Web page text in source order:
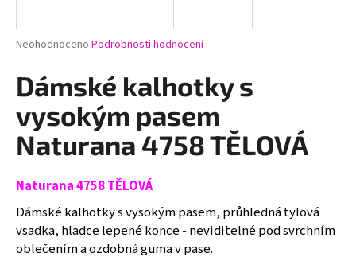
Průměrné
produktu
je
z
5
hvězdiček.
Neohodnoceno Podrobnosti hodnocení
Dámské kalhotky s
vysokým pasem
Naturana 4758 TĚLOVÁ
Naturana 4758 TĚLOVÁ
Dámské kalhotky s vysokým pasem, průhledná tylová
vsadka, hladce lepené konce - neviditelné pod svrchním
oblečením a ozdobná guma v pase.
j
t
?
HLEDAT
D